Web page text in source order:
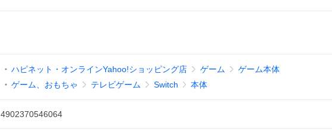
ハピネット・オンラインYahoo!ショッピング店 ゲーム
ゲーム本体
ゲーム、おもちゃ
テレビゲーム Switch 本体
4902370546064